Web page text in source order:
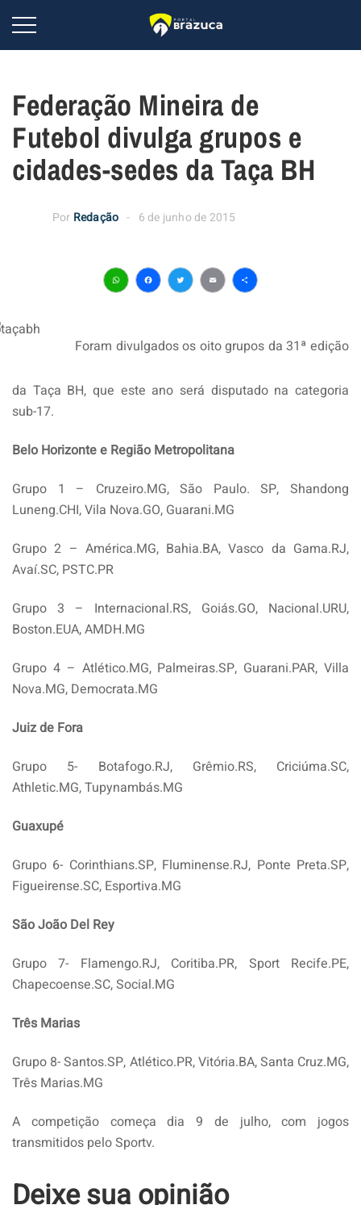
Federação Mineira de
Futebol divulga grupos e
cidades-sedes da Taça BH
Por Redação 6 de junho de 2015
WhatsApp
Facebook
Twitter
EmailShare
Foram divulgados os oito grupos da 31ª edição
da Taça BH, que este ano será disputado na categoria
sub-17.
Belo Horizonte e Região Metropolitana
Grupo 1 – Cruzeiro.MG, São Paulo. SP, Shandong
Luneng.CHI, Vila Nova.GO, Guarani.MG
Grupo 2 – América.MG, Bahia.BA, Vasco da Gama.RJ,
Avaí.SC, PSTC.PR
Grupo 3 – Internacional.RS, Goiás.GO, Nacional.URU,
Boston.EUA, AMDH.MG
Grupo 4 – Atlético.MG, Palmeiras.SP, Guarani.PAR, Villa
Nova.MG, Democrata.MG
Juiz de Fora
Grupo 5- Botafogo.RJ, Grêmio.RS, Criciúma.SC,
Athletic.MG, Tupynambás.MG
Guaxupé
Grupo 6- Corinthians.SP, Fluminense.RJ, Ponte Preta.SP,
Figueirense.SC, Esportiva.MG
São João Del Rey
Grupo 7- Flamengo.RJ, Coritiba.PR, Sport Recife.PE,
Chapecoense.SC, Social.MG
Três Marias
Grupo 8- Santos.SP, Atlético.PR, Vitória.BA, Santa Cruz.MG,
Três Marias.MG
A competição começa dia 9 de julho, com jogos
transmitidos pelo Sportv.
Deixe sua opinião